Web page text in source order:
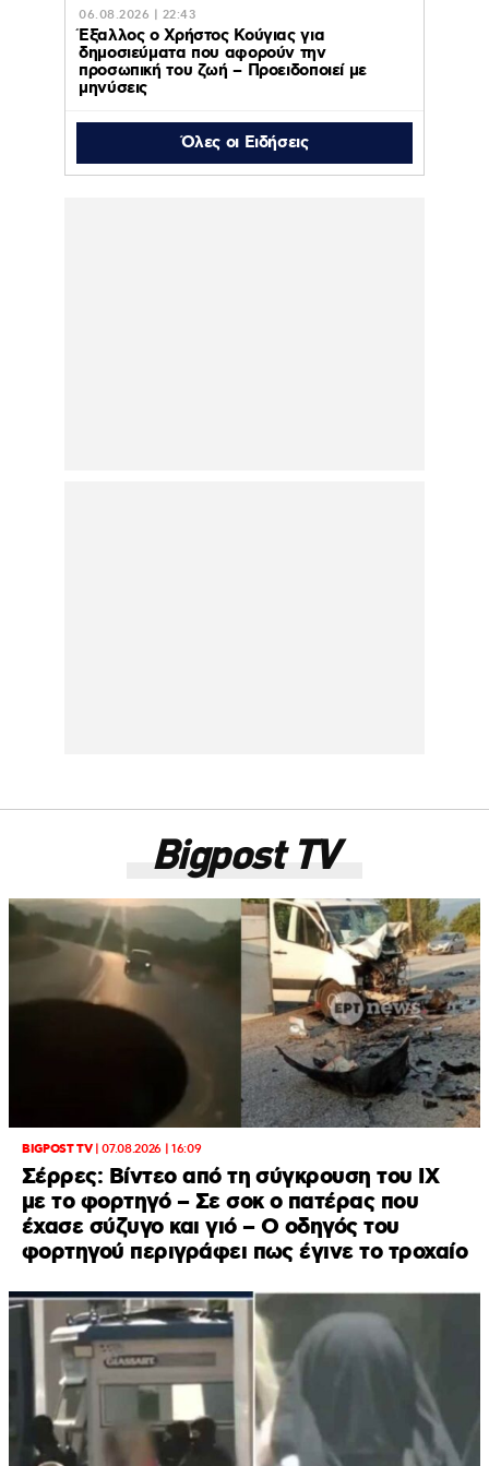
06.08.2026 | 22:43
Έξαλλος ο Χρήστος Κούγιας για
δημοσιεύματα που αφορούν την
προσωπική του ζωή – Προειδοποιεί με
μηνύσεις
Όλες οι Ειδήσεις
Bigpost TV
BIGPOST TV|07.08.2026 | 16:09
Σέρρες: Βίντεο από τη σύγκρουση του ΙΧ
με το φορτηγό – Σε σοκ ο πατέρας που
έχασε σύζυγο και γιό – Ο οδηγός του
φορτηγού περιγράφει πως έγινε το τροχαίο